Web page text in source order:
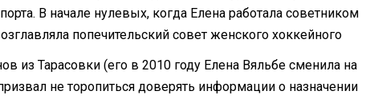
В начале нулевых, когда Елена работала советником
попечительский совет женского хоккейного
из Тарасовки (его в 2010 году Елена Вяльбе сменила на
не торопиться доверять информации о назначении